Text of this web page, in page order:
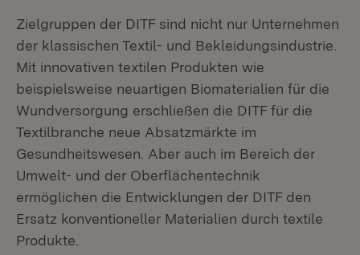
Zielgruppen der DITF sind nicht nur Unternehmen
der klassischen Textil- und Bekleidungsindustrie.
Mit innovativen textilen Produkten wie
beispielsweise neuartigen Biomaterialien für die
Wundversorgung erschließen die DITF für die
Textilbranche neue Absatzmärkte im
Gesundheitswesen. Aber auch im Bereich der
Umwelt- und der Oberflächentechnik
ermöglichen die Entwicklungen der DITF den
Ersatz konventioneller Materialien durch textile
Produkte.